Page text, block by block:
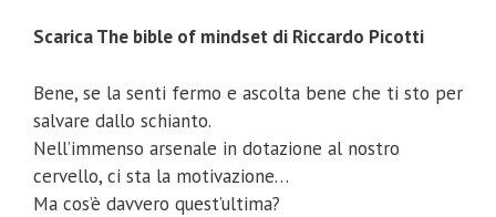
Scarica The bible of mindset di Riccardo Picotti
Bene, se la senti fermo e ascolta bene che ti sto per
salvare dallo schianto.
Nell’immenso arsenale in dotazione al nostro
cervello, ci sta la motivazione…
Ma cos’è davvero quest’ultima?